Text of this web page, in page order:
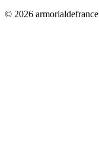
© 2026 armorialdefrance